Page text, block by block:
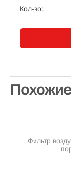
Кол-во:
Фильтр